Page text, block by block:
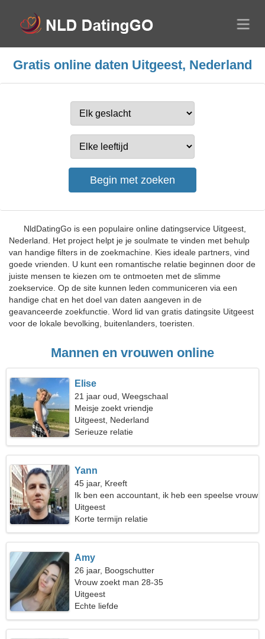
Gratis online daten Uitgeest, Nederland
NldDatingGo is een populaire online datingservice Uitgeest,
Nederland. Het project helpt je je soulmate te vinden met behulp
van handige filters in de zoekmachine. Kies ideale partners, vind
goede vrienden. U kunt een romantische relatie beginnen door de
juiste mensen te kiezen om te ontmoeten met de slimme
zoekservice. Op de site kunnen leden communiceren via een
handige chat en het doel van daten aangeven in de
geavanceerde zoekfunctie. Word lid van gratis datingsite Uitgeest
voor de lokale bevolking, buitenlanders, toeristen.
Mannen en vrouwen online
Elise
21 jaar oud, Weegschaal
Meisje zoekt vriendje
Uitgeest, Nederland
Serieuze relatie
Yann
45 jaar, Kreeft
Ik ben een accountant, ik heb een speelse vrouw
nodig
Uitgeest
Korte termijn relatie
Amy
26 jaar, Boogschutter
Vrouw zoekt man 28-35
Uitgeest
Echte liefde